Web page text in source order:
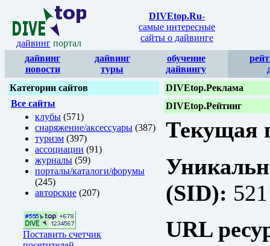
дайвинг портал
DIVEtop.Ru-
самые интересные
сайты о дайвинге
дайвинг
новости
дайвинг
туры
обучение
дайвингу
Категории сайтов
Все сайты
клубы (571)
снаряжение/аксессуары (387)
туризм (397)
ассоциации (91)
журналы (59)
порталы/каталоги/форумы
(245)
авторские (207)
Поставить счетчик
DIVEtop.Реклама
DIVEtop.Рейтинг
Текущая
(SID): 521
URL